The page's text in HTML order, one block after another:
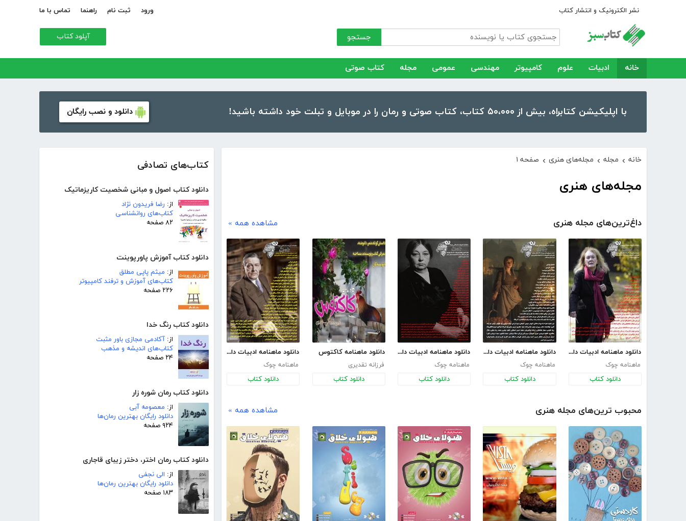
نشر الکترونیک و انتشار کتاب ورود ثبت نام راهنما تماس با ما
جستجو آپلود کتاب
خانه ادبیات علوم کامپیوتر مهندسی عمومی مجله کتاب صوتی
با اپلیکیشن کتابراه، بیش از ۵۰،۰۰۰ کتاب، کتاب صوتی و رمان را در موبایل و تبلت خود داشته باشید! دانلود و نصب رایگان
کتاب‌های تصادفی
دانلود کتاب اصول و مبانی شخصیت کاریزماتیک
از: رضا فریدون نژاد
کتاب‌های روانشناسی
۸۲ صفحه
دانلود کتاب آموزش پاورپوینت
از: میثم پاپی مطلق
کتاب‌های آموزش و ترفند کامپیوتر
۲۲۶ صفحه
دانلود کتاب رنگ خدا
از: آکادمی مجازی باور مثبت
کتاب‌های اندیشه و مذهب
۲۴ صفحه
دانلود کتاب رمان شوره زار
از: معصومه آبی
دانلود رایگان بهترین رمان‌ها
۹۲۴ صفحه
دانلود کتاب رمان اختر، دختر زیبای قاجاری
از: الی نجفی
دانلود رایگان بهترین رمان‌ها
۱۸۳ صفحه
خانه › مجله › مجله‌های هنری › صفحه ۱
مجله‌های هنری
داغ‌ترین‌های مجله هنری مشاهده همه »
دانلود ماهنامه ادبیات داستانی چوک - شماره 147
ماهنامه چوک
دانلود کتاب
دانلود ماهنامه ادبیات داستانی چوک - شماره 146
ماهنامه چوک
دانلود کتاب
دانلود ماهنامه ادبیات داستانی چوک - شماره 138
ماهنامه چوک
دانلود کتاب
دانلود ماهنامه کاکتوس
فرزانه تقدیری
دانلود کتاب
دانلود ماهنامه ادبیات داستانی چوک - شماره 143
ماهنامه چوک
دانلود کتاب
محبوب ترین‌های مجله هنری مشاهده همه »